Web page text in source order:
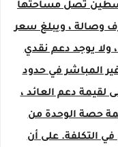
تصل مساحتها
غرف وصالة ، ويبلغ سعر
328.5 ألف جنيه ، ولا يوجد دعم نقدي
المباشر في حدود
لقيمة دعم العائد ،
حصة الوحدة من
في التكلفة. على أن